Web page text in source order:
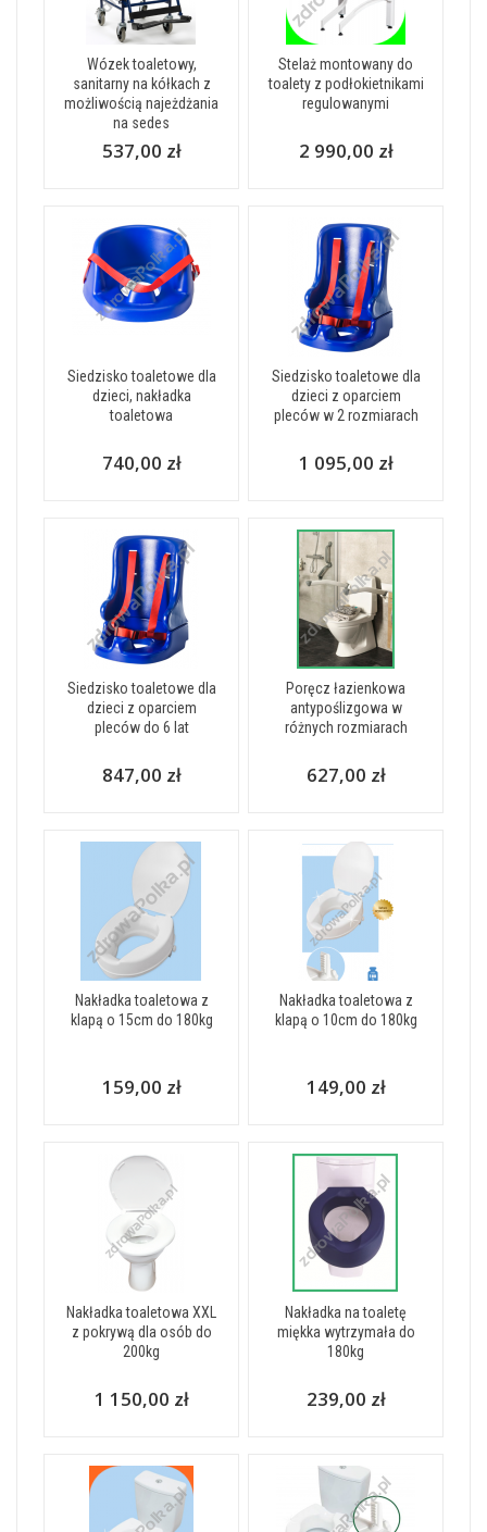
Wózek toaletowy,
sanitarny na kółkach z
możliwością najeżdżania
na sedes
537,00 zł
Stelaż montowany do
toalety z podłokietnikami
regulowanymi
2 990,00 zł
Siedzisko toaletowe dla
dzieci, nakładka
toaletowa
740,00 zł
Siedzisko toaletowe dla
dzieci z oparciem
pleców w 2 rozmiarach
1 095,00 zł
Siedzisko toaletowe dla
dzieci z oparciem
pleców do 6 lat
847,00 zł
Poręcz łazienkowa
antypoślizgowa w
różnych rozmiarach
627,00 zł
Nakładka toaletowa z
klapą o 15cm do 180kg
159,00 zł
Nakładka toaletowa z
klapą o 10cm do 180kg
149,00 zł
Nakładka toaletowa XXL
z pokrywą dla osób do
200kg
1 150,00 zł
Nakładka na toaletę
miękka wytrzymała do
180kg
239,00 zł